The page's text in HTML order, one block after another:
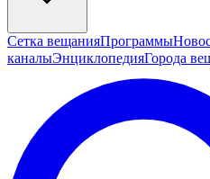
Сетка вещанияПрограммы
каналыЭнциклопедияГорода